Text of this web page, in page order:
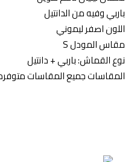
باربي وفيه من الدانتيل
اللون اصفر ليموني
مقاس المودل S
نوع القماش: باربي + دانتيل
المقاسات جميع المقاسات